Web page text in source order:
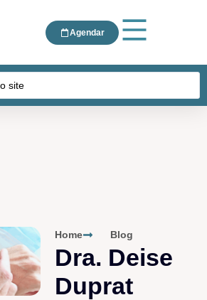
Agendar
Home Blog
Dra. Deise
Duprat